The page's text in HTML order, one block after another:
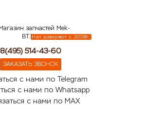
Нам доверяют с 2008г.
8(495) 514-43-60
ЗАКАЗАТЬ ЗВОНОК